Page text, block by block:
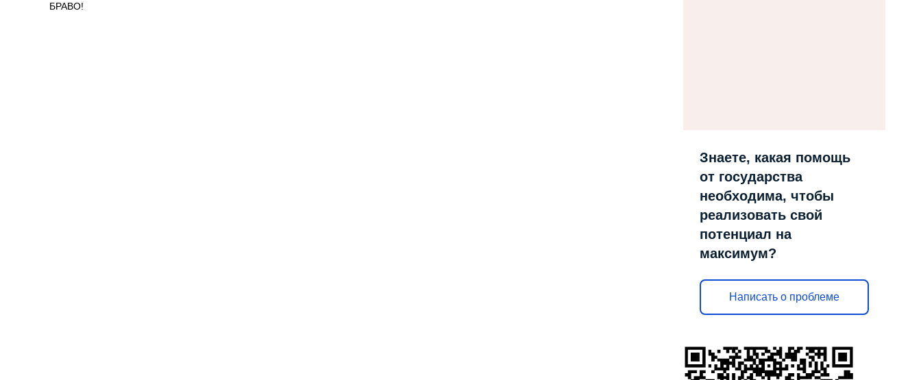
БРАВО!
Знаете, какая помощь
от государства
необходима, чтобы
реализовать свой
потенциал на
максимум?
Написать о проблеме